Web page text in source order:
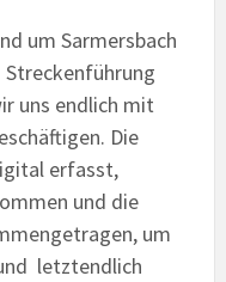
um Sarmersbach
uns endlich mit
Die
erfasst,
und die
um
letztendlich